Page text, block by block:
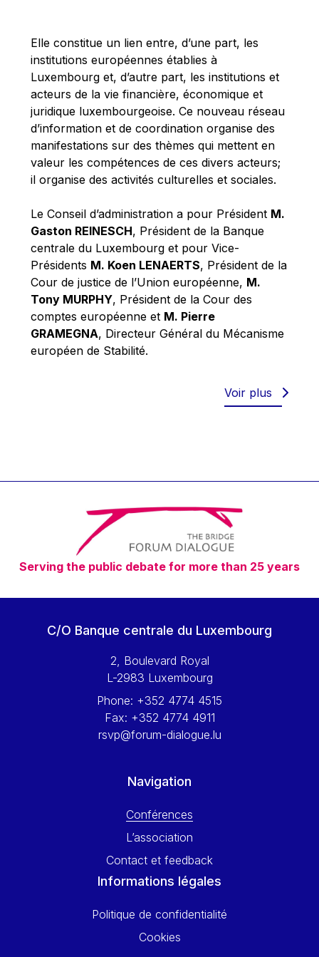
Michael Sohlman
Michel Goedert
Mireille Delmas-Marty
Nobuo Tanaka
Otmar Issing
Paolo Mengozzi
Paschal Donohoe
Pat Cox
Patrizia Nanz
Philippe Maystadt
Pierre Gramegna
Richard Pelly
Robert Goebbels
Robert REYNDERS
Timothy Radcliffe
Vaclav Klaus
Vassilios Skouris
Vítor Manuel da Silva Caldeira
Viviane Reding
Walter Hagg
Wolfgang Ketterle
Yossi Beillin
Yves FRANCHET
Elle constitue un lien entre, d’une part, les
institutions européennes établies à
Luxembourg et, d’autre part, les institutions et
acteurs de la vie financière, économique et
juridique luxembourgeoise. Ce nouveau réseau
d’information et de coordination organise des
manifestations sur des thèmes qui mettent en
valeur les compétences de ces divers acteurs;
il organise des activités culturelles et sociales.
Le Conseil d’administration a pour Président M.
Gaston REINESCH, Président de la Banque
centrale du Luxembourg et pour Vice-
Présidents M. Koen LENAERTS, Président de la
Cour de justice de l’Union européenne, M.
Tony MURPHY, Président de la Cour des
comptes européenne et M. Pierre
GRAMEGNA, Directeur Général du Mécanisme
européen de Stabilité.
Voir plus
Serving the public debate for more than 25 years
C/O Banque centrale du Luxembourg
2, Boulevard Royal
L-2983 Luxembourg
Phone: +352 4774 4515
Fax: +352 4774 4911
rsvp@forum-dialogue.lu
Navigation
Conférences
L’association
Contact et feedback
Informations légales
Politique de confidentialité
Cookies